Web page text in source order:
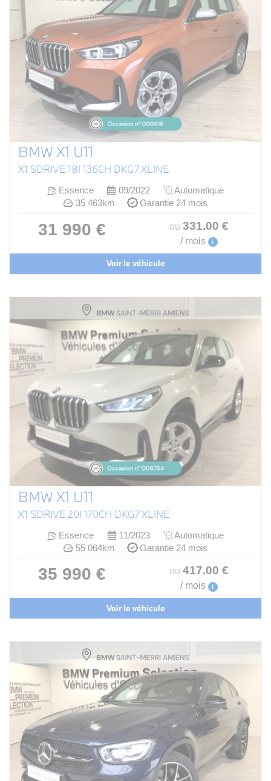
BMW X1 U11
X1 SDRIVE 18I 136CH DKG7 XLINE
Essence 09/2022
Automatique
35 463km
Garantie 24 mois
31 990 € ou 331.00 €
/ mois i
Voir le véhicule
BMW X1 U11
X1 SDRIVE 20I 170CH DKG7 XLINE
Essence 11/2023
Automatique
55 064km
Garantie 24 mois
35 990 € ou 417.00 €
/ mois i
Voir le véhicule